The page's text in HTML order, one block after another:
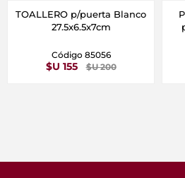
TOALLERO p/puerta Blanco
27.5x6.5x7cm
Código 85056
$U 155 $U 200